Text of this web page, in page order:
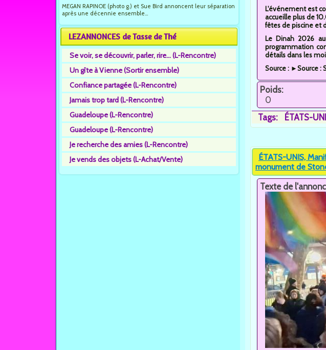
MEGAN RAPINOE (photo g.) et Sue Bird annoncent leur séparation
après une décennie ensemble...
LEZANNONCES de Tasse de Thé
Se voir, se découvrir, parler, rire... (L-Rencontre)
Un gîte à Vienne (Sortir ensemble)
Confiance partagée (L-Rencontre)
Jamais trop tard (L-Rencontre)
Guadeloupe (L-Rencontre)
Guadeloupe (L-Rencontre)
Je recherche des amies (L-Rencontre)
Je vends des objets (L-Achat/Vente)
L'événement est
accueille plus de
fêtes de piscine et
Le Dinah 2026
programmation
détails dans les
Source : ►Source :
Poids:
0
Tags:
ÉTATS-
ÉTATS-UNIS,
monument de
Texte de